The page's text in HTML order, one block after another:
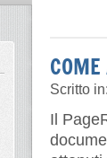
Scritto in:
Il